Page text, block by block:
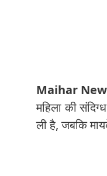
Maihar
महिला की
ली है, जबकि